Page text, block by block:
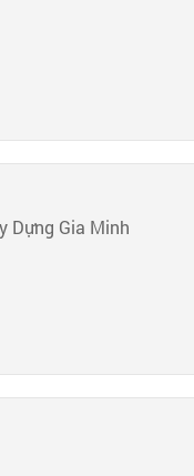
Dựng Gia Minh